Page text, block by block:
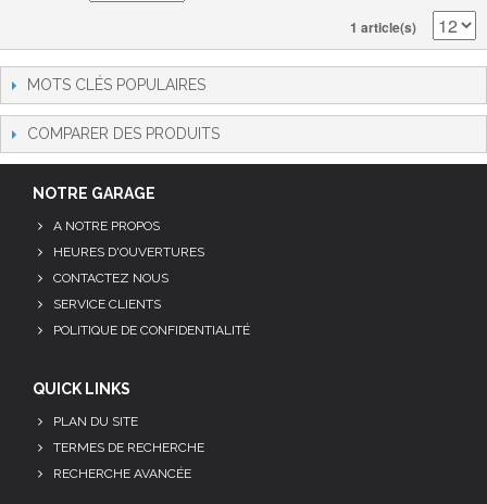
1 article(s)
MOTS CLÉS POPULAIRES
COMPARER DES PRODUITS
NOTRE GARAGE
A NOTRE PROPOS
HEURES D'OUVERTURES
CONTACTEZ NOUS
SERVICE CLIENTS
POLITIQUE DE CONFIDENTIALITÉ
QUICK LINKS
PLAN DU SITE
TERMES DE RECHERCHE
RECHERCHE AVANCÉE